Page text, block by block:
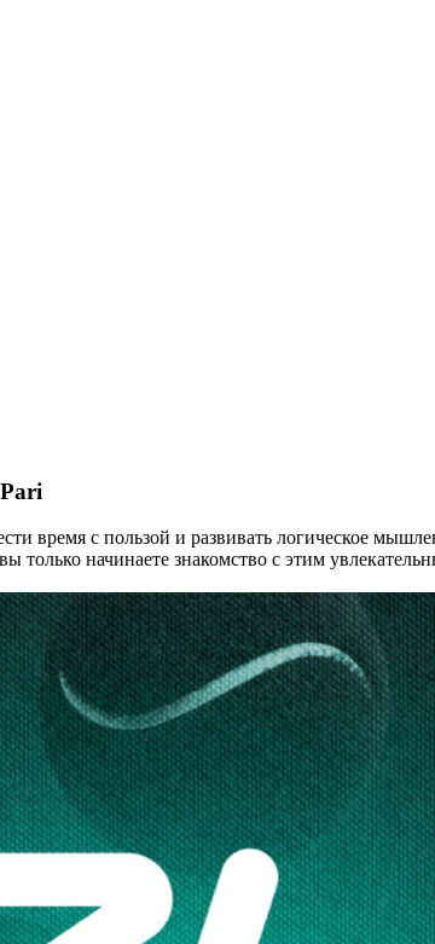
время с пользой и развивать логическое
начинаете знакомство с этим